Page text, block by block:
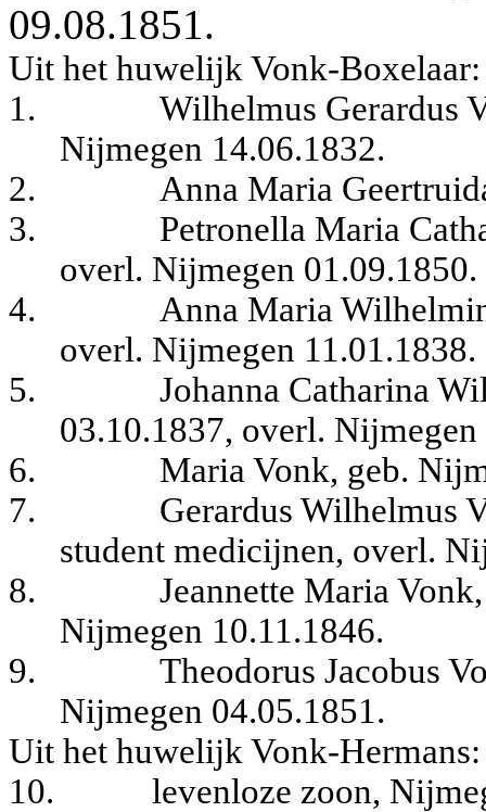
09.08.1851.
Uit het huwelijk Vonk-Boxelaar:
1.
Wilhelmus Gerardus
Nijmegen 14.06.1832.
2.
Anna Maria
3.
Petronella Maria
overl. Nijmegen 01.09.1850.
4.
Anna Maria
overl. Nijmegen 11.01.1838.
5.
Johanna Catharina
03.10.1837, overl.
6.
Maria Vonk, geb.
7.
Gerardus Wilhelmus
student medicijnen, overl.
8.
Jeannette Maria
Nijmegen 10.11.1846.
9.
Theodorus Jacobus
Nijmegen 04.05.1851.
Uit het huwelijk Vonk-Hermans:
10.
levenloze zoon,